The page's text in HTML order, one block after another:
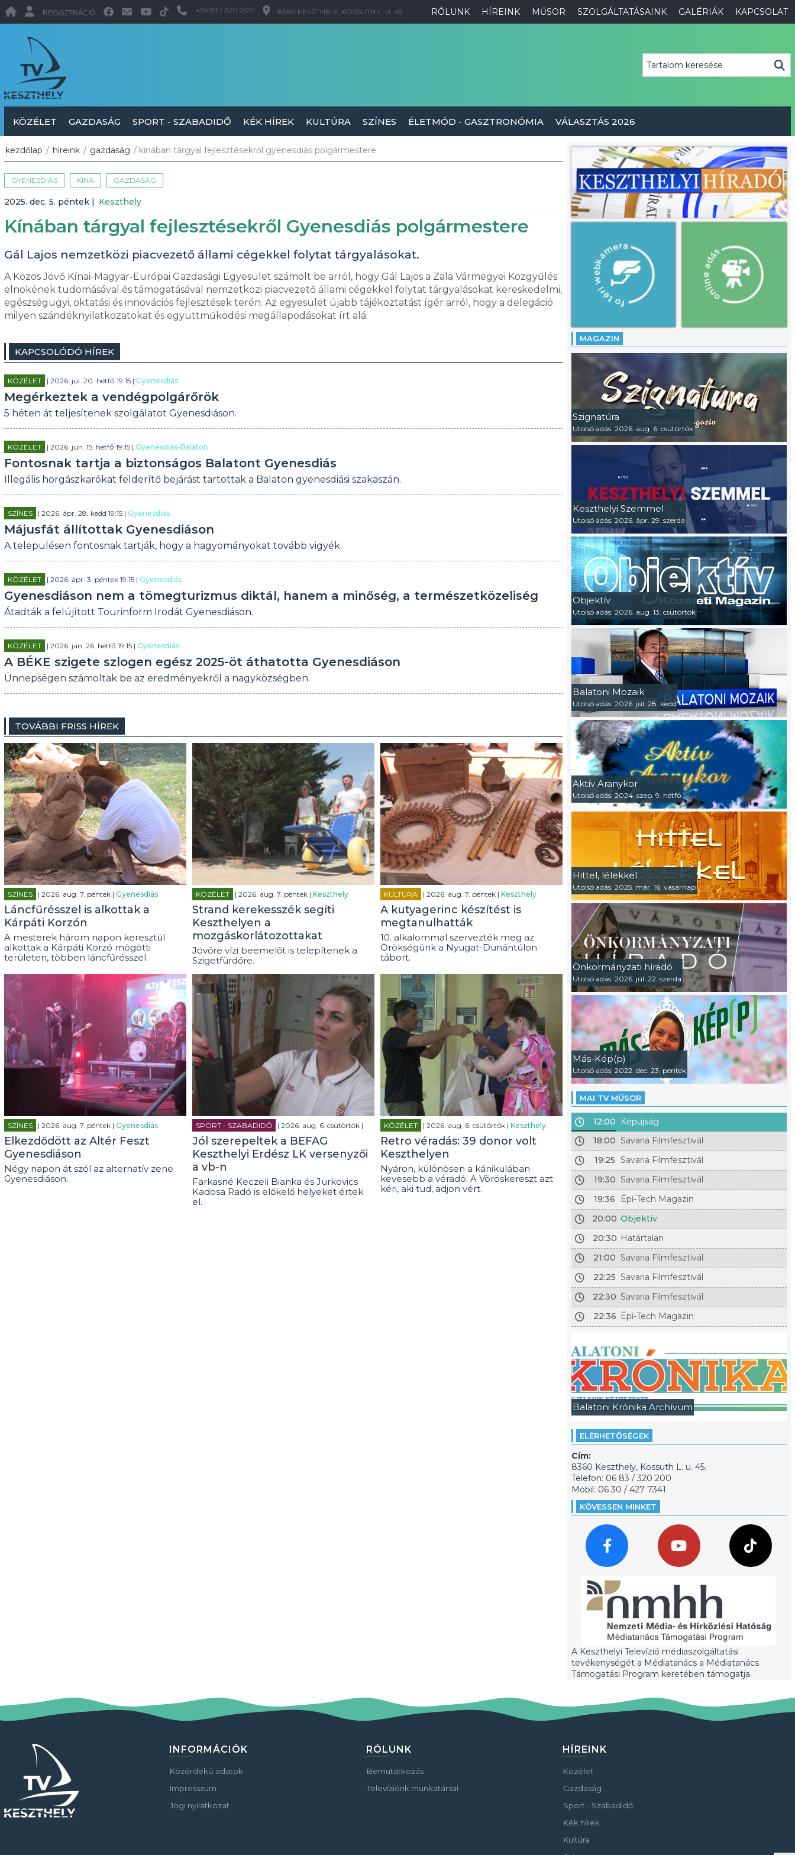
RÓLUNK HÍREINK MŰSOR SZOLGÁLTATÁSAINK GALÉRIÁK KAPCSOLAT
REGISZTRÁCIÓ +36 83 / 320 200 8360 KESZTHELY, KOSSUTH L. U. 45.
KÖZÉLET GAZDASÁG SPORT - SZABADIDŐ KÉK HÍREK KULTÚRA SZÍNES ÉLETMÓD - GASZTRONÓMIA VÁLASZTÁS 2026
kezdőlap / híreink / gazdaság / kínában tárgyal fejlesztésekről gyenesdiás polgármestere
GYENESDIÁS KÍNA GAZDASÁG
2025. dec. 5. péntek | Keszthely
Kínában tárgyal fejlesztésekről Gyenesdiás polgármestere
Gál Lajos nemzetközi piacvezető állami cégekkel folytat tárgyalásokat.
A Közös Jövő Kínai-Magyar-Európai Gazdasági Egyesület számolt be arról, hogy Gál Lajos a Zala Vármegyei Közgyűlés
elnökének tudomásával és támogatásával nemzetközi piacvezető állami cégekkel folytat tárgyalásokat kereskedelmi,
egészségügyi, oktatási és innovációs fejlesztések terén. Az egyesület újabb tájékoztatást ígér arról, hogy a delegáció
milyen szándéknyilatkozatokat és együttműködési megállapodásokat írt alá.
KAPCSOLÓDÓ HÍREK
KÖZÉLET | 2026. júl. 20. hétfő 19:15 | Gyenesdiás
Megérkeztek a vendégpolgárőrök
5 héten át teljesítenek szolgálatot Gyenesdiáson.
KÖZÉLET | 2026. jún. 15. hétfő 19:15 | Gyenesdiás-Balaton
Fontosnak tartja a biztonságos Balatont Gyenesdiás
Illegális horgászkarókat felderítő bejárást tartottak a Balaton gyenesdiási szakaszán.
SZÍNES | 2026. ápr. 28. kedd 19:15 | Gyenesdiás
Májusfát állítottak Gyenesdiáson
A településen fontosnak tartják, hogy a hagyományokat tovább vigyék.
KÖZÉLET | 2026. ápr. 3. péntek 19:15 | Gyenesdiás
Gyenesdiáson nem a tömegturizmus diktál, hanem a minőség, a természetközeliség
Átadták a felújított Tourinform Irodát Gyenesdiáson.
KÖZÉLET | 2026. jan. 26. hétfő 19:15 | Gyenesdiás
A BÉKE szigete szlogen egész 2025-öt áthatotta Gyenesdiáson
Ünnepségen számoltak be az eredményekről a nagyközségben.
TOVÁBBI FRISS HÍREK
SZÍNES | 2026. aug. 7. péntek | Gyenesdiás
Láncfűrésszel is alkottak a
Kárpáti Korzón
A mesterek három napon keresztül
alkottak a Kárpáti Korzó mögötti
területen, többen láncfűrésszel.
KÖZÉLET | 2026. aug. 7. péntek | Keszthely
Strand kerekesszék segíti
Keszthelyen a
mozgáskorlátozottakat
Jövőre vízi beemelőt is telepítenek a
Szigetfürdőre.
KULTÚRA | 2026. aug. 7. péntek | Keszthely
A kutyagerinc készítést is
megtanulhatták
10. alkalommal szervezték meg az
Örökségünk a Nyugat-Dunántúlon
tábort.
SZÍNES | 2026. aug. 7. péntek | Gyenesdiás
Elkezdődött az Altér Feszt
Gyenesdiáson
Négy napon át szól az alternatív zene
Gyenesdiáson.
SPORT - SZABADIDŐ | 2026. aug. 6. csütörtök |
Jól szerepeltek a BEFAG
Keszthelyi Erdész LK versenyzői
a vb-n
Farkasné Keczeli Bianka és Jurkovics
Kadosa Radó is előkelő helyeket értek
el.
KÖZÉLET | 2026. aug. 6. csütörtök | Keszthely
Retro véradás: 39 donor volt
Keszthelyen
Nyáron, különösen a kánikulában
kevesebb a véradó. A Vöröskereszt azt
kéri, aki tud, adjon vért.
MAGAZIN
Szignatúra
Utolsó adás: 2026. aug. 6. csütörtök
Keszthelyi Szemmel
Utolsó adás: 2026. ápr. 29. szerda
Objektív
Utolsó adás: 2026. aug. 13. csütörtök
Balatoni Mozaik
Utolsó adás: 2026. júl. 28. kedd
Aktív Aranykor
Utolsó adás: 2024. szep. 9. hétfő
Hittel, lélekkel
Utolsó adás: 2025. már. 16. vasárnap
Önkormányzati híradó
Utolsó adás: 2026. júl. 22. szerda
Más-Kép(p)
Utolsó adás: 2022. dec. 23. péntek
MAI TV MŰSOR
12:00
Képújság
18:00 Savaria Filmfesztivál
19:25 Savaria Filmfesztivál
19:30 Savaria Filmfesztivál
19:36
Épí-Tech Magazin
20:00 Objektív
20:30 Határtalan
21:00 Savaria Filmfesztivál
22:25 Savaria Filmfesztivál
22:30 Savaria Filmfesztivál
22:36 Épí-Tech Magazin
Balatoni Krónika Archívum
ELÉRHETŐSÉGEK
Cím:
8360 Keszthely, Kossuth L. u. 45.
Telefon: 06 83 / 320 200
Mobil: 06 30 / 427 7341
KÖVESSEN MINKET
A Keszthelyi Televízió médiaszolgáltatási
tevékenységét a Médiatanács a Médiatanács
Támogatási Program keretében támogatja.
INFORMÁCIÓK
Közérdekű adatok
Impresszum
Jogi nyilatkozat
RÓLUNK
Bemutatkozás
Televíziónk munkatársai
HÍREINK
Közélet
Gazdaság
Sport - Szabadidő
Kék hírek
Kultúra